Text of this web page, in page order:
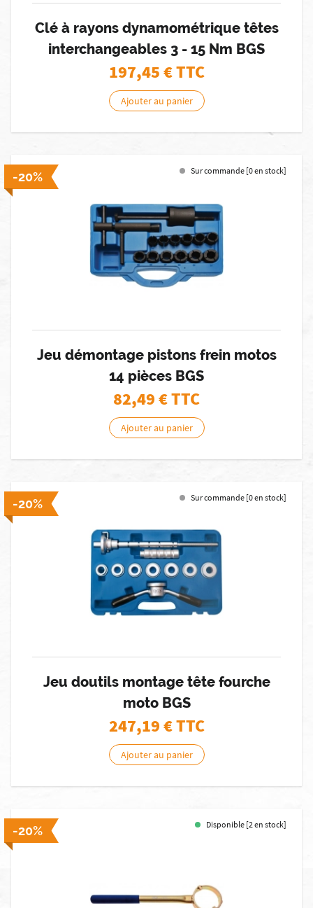
Clé à rayons dynamométrique têtes
interchangeables 3 - 15 Nm BGS
197,45€ TTC
Ajouter au panier
-20% Sur commande [0 en stock]
Jeu démontage pistons frein motos
14 pièces BGS
82,49€ TTC
Ajouter au panier
-20% Sur commande [0 en stock]
Jeu doutils montage tête fourche
moto BGS
247,19€ TTC
Ajouter au panier
-20% Disponible [2 en stock]